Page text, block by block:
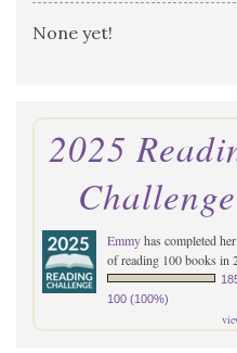
None yet!
2025
Challenge
Emmyhas completed
of reading 100 books in
100 (100%)